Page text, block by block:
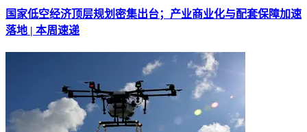
国家低空经济顶层规划密集出台；产业商业化与配套保障加速
落地 | 本周速递